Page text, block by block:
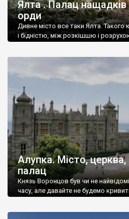
Ялта . Палац
орди
Дивне місто все таки Ялта. Такого
і бідністю, між розкішшю і
Алупка. Місто, церква,
палац
Князь Воронцов був чи не
часу, але давайте не будемо